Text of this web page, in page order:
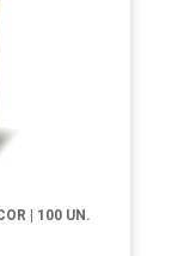
| 100 UN.